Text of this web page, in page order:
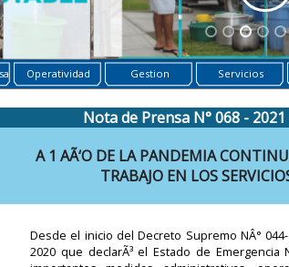
Operatividad Gestion Servicios
Nota de Prensa N° 068 - 2021
A 1 AÃ‘O DE LA PANDEMIA
TRABAJO EN LOS
Desde el inicio del Decreto Supremo NÂ°
2020 que declarÃ³ el Estado de Emergencia